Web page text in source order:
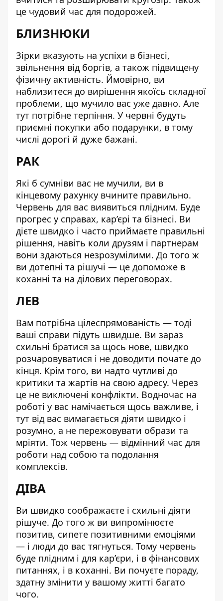
це чудовий час для подорожей.
БЛИЗНЮКИ
Зірки вказують на успіхи в бізнесі,
звільнення від боргів, а також підвищену
фізичну активність. Ймовірно, ви
наблизитеся до вирішення якоїсь складної
проблеми, що мучило вас уже давно. Але
тут потрібне терпіння. У червні будуть
приємні покупки або подарунки, в тому
числі дорогі й дуже бажані.
РАК
Які б сумніви вас не мучили, ви в
кінцевому рахунку вчините правильно.
Червень для вас виявиться плідним. Буде
прогрес у справах, кар’єрі та бізнесі. Ви
дієте швидко і часто приймаєте правильні
рішення, навіть коли друзям і партнерам
вони здаються незрозумілими. До того ж
ви дотепні та рішучі — це допоможе в
коханні та на ділових переговорах.
ЛЕВ
Вам потрібна цілеспрямованість — тоді
ваші справи підуть швидше. Ви зараз
схильні братися за щось нове, швидко
розчаровуватися і не доводити почате до
кінця. Крім того, ви надто чутливі до
критики та жартів на свою адресу. Через
це не виключені конфлікти. Водночас на
роботі у вас намічається щось важливе, і
тут від вас вимагається діяти швидко і
розумно, а не пережовувати образи та
мріяти. Тож червень — відмінний час для
роботи над собою та подолання
комплексів.
ДІВА
Ви швидко соображаєте і схильні діяти
рішуче. До того ж ви випромінюєте
позитив, сипете позитивними емоціями
— і люди до вас тягнуться. Тому червень
буде плідним і для кар’єри, і в фінансових
питаннях, і в коханні. Ви почуєте пораду,
здатну змінити у вашому житті багато
чого.